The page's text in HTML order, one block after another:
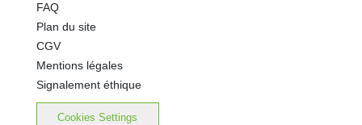
FAQ
Plan du site
CGV
Mentions légales
Signalement éthique
Cookies Settings